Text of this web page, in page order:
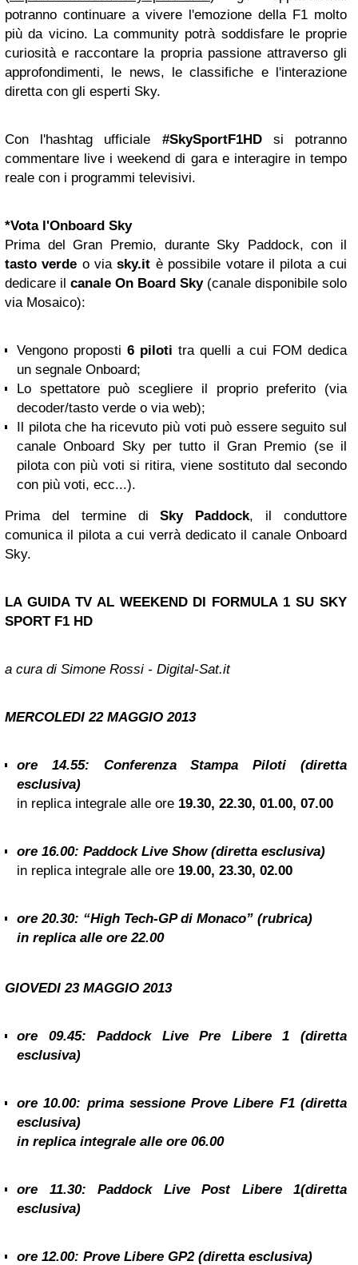
potranno continuare a vivere l'emozione della F1 molto
più da vicino. La community potrà soddisfare le proprie
curiosità e raccontare la propria passione attraverso gli
approfondimenti, le news, le classifiche e l'interazione
diretta con gli esperti Sky.
Con l'hashtag ufficiale #SkySportF1HDsi potranno
commentare live i weekend di gara e interagire in tempo
reale con i programmi televisivi.
*Vota l'Onboard Sky
Prima del Gran Premio, durante Sky Paddock, con il
tasto verde o viasky.it è possibile votare il pilota a cui
dedicare il canale On Board Sky(canale disponibile solo
via Mosaico):
Vengono proposti 6 piloti tra quelli a cui FOM dedica
un segnale Onboard;
Lo spettatore può scegliere il proprio preferito (via
decoder/tasto verde o via web);
Il pilota che ha ricevuto più voti può essere seguito sul
canale Onboard Sky per tutto il Gran Premio (se il
pilota con più voti si ritira, viene sostituto dal secondo
con più voti, ecc...).
Prima del termine diSky Paddock, il conduttore
comunica il pilota a cui verrà dedicato il canale Onboard
Sky.
LA GUIDA TVAL WEEKENDDI FORMULA 1 SU SKY
SPORT F1 HD
a cura di Simone Rossi - Digital-Sat.it
MERCOLEDI 22MAGGIO 2013
ore 14.55: Conferenza Stampa Piloti (diretta
esclusiva)
in replica integrale alle ore 19.30, 22.30, 01.00, 07.00
ore 16.00: Paddock Live Show (diretta esclusiva)
in replica integrale alle ore 19.00, 23.30, 02.00
ore 20.30: “High Tech-GP di Monaco” (rubrica)
in replica alle ore 22.00
GIOVEDI 23MAGGIO 2013
ore 09.45: Paddock Live Pre Libere 1 (diretta
esclusiva)
ore 10.00: prima sessione Prove Libere F1(diretta
esclusiva)
in replica integrale alle ore 06.00
ore 11.30: Paddock Live Post Libere 1(diretta
esclusiva)
ore 12.00: Prove Libere GP2 (diretta esclusiva)